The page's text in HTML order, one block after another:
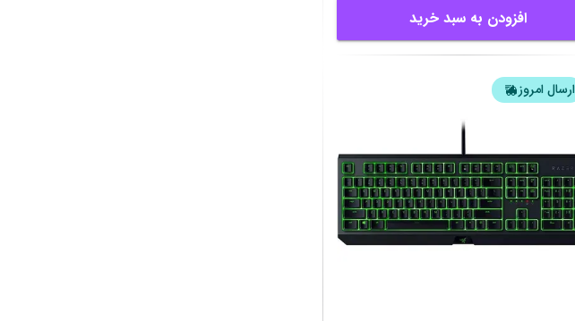
افزودن به سبد خرید
ارسال امروز